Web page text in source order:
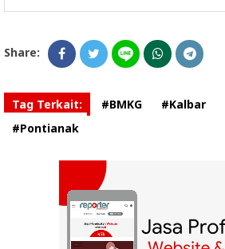
Share:
Tag Terkait: #BMKG #Kalbar
#Pontianak